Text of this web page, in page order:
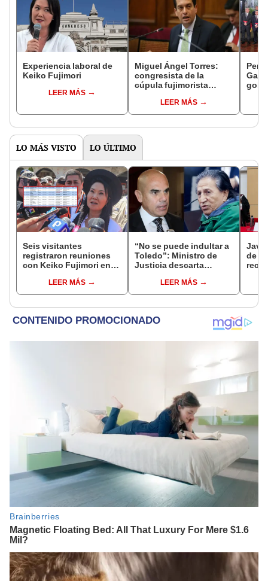
Experiencia laboral de
Keiko Fujimori
LEER MÁS
Miguel Ángel Torres:
congresista de la
cúpula fujimorista
del SenadoLEER MÁS
LO MÁS VISTO LO ÚLTIMO
Seis visitantes
registraron reuniones
con Keiko Fujimori en
presidenta se
encontraba en Junín
LEER MÁS
“No se puede indultar a
Toledo”: Ministro de
Justicia descarta
exmandatario
LEER MÁS
de